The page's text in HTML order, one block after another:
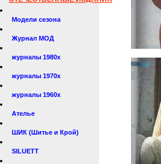
Модели сезона
Журнал МОД
журналы 1980х
журналы 1970х
журналы 1960х
Ателье
ШИК (Шитье и Крой)
SILUETT